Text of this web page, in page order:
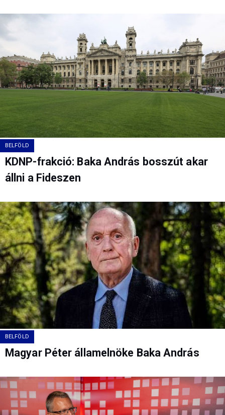
BELFÖLD
KDNP-frakció: Baka András bosszút akar
állni a Fideszen
BELFÖLD
Magyar Péter államelnöke Baka András